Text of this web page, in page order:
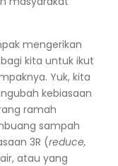
mengerikan
kita untuk ikut
Yuk, kita
kebiasaan
ramah
sampah
3R (reduce,
atau yang